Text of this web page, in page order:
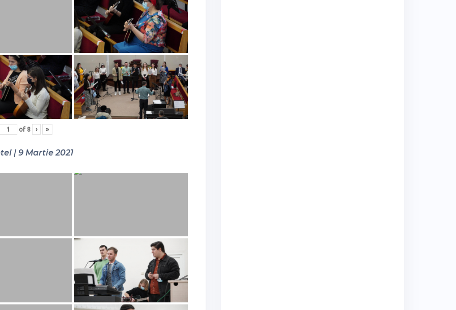
of 8 › »
| 9 Martie 2021